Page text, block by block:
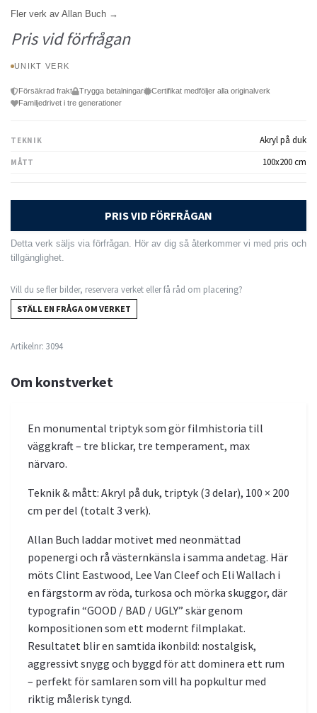
Fler verk av Allan Buch →
Pris vid förfrågan
UNIKT VERK
Försäkrad frakt Trygga betalningar
Certifikat medföljer alla originalverk
Familjedrivet i tre generationer
TEKNIK Akryl på duk
MÅTT 100x200 cm
PRIS VID FÖRFRÅGAN
Detta verk säljs via förfrågan. Hör av dig så återkommer vi med pris och
tillgänglighet.
Vill du se fler bilder, reservera verket eller få råd om placering?
STÄLL EN FRÅGA OM VERKET
Artikelnr: 3094
Om konstverket
En monumental triptyk som gör filmhistoria till
väggkraft – tre blickar, tre temperament, max
närvaro.
Teknik & mått: Akryl på duk, triptyk (3 delar), 100 × 200
cm per del (totalt 3 verk).
Allan Buch laddar motivet med neonmättad
popenergi och rå västernkänsla i samma andetag. Här
möts Clint Eastwood, Lee Van Cleef och Eli Wallach i
en färgstorm av röda, turkosa och mörka skuggor, där
typografin “GOOD / BAD / UGLY” skär genom
kompositionen som ett modernt filmplakat.
Resultatet blir en samtida ikonbild: nostalgisk,
aggressivt snygg och byggd för att dominera ett rum
– perfekt för samlaren som vill ha popkultur med
riktig målerisk tyngd.